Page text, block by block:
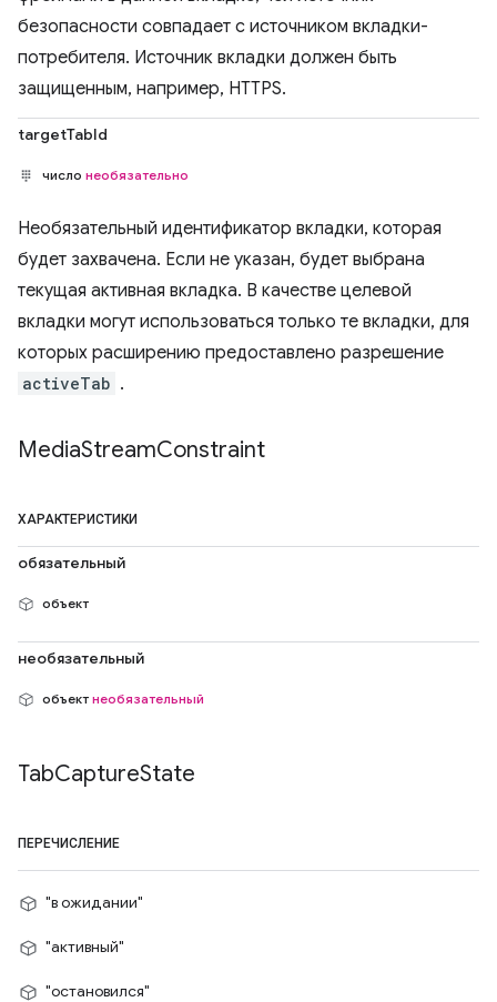
безопасности совпадает с источником вкладки-
потребителя. Источник вкладки должен быть
защищенным, например, HTTPS.
targetTabId
число необязательно
Необязательный идентификатор вкладки, которая
будет захвачена. Если не указан, будет выбрана
текущая активная вкладка. В качестве целевой
вкладки могут использоваться только те вкладки, для
которых расширению предоставлено разрешение
activeTab .
MediaStreamConstraint
ХАРАКТЕРИСТИКИ
обязательный
объект
необязательный
объект необязательный
TabCaptureState
ПЕРЕЧИСЛЕНИЕ
"в ожидании"
"активный"
"остановился"